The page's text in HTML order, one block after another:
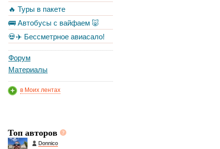
🔥 Туры в пакете
🚌 Автобусы с вайфаем 🐷
💀✈️ Бессметрное авиасало!
Форум
Материалы
в Моих лентах
Топ авторов
Donnico